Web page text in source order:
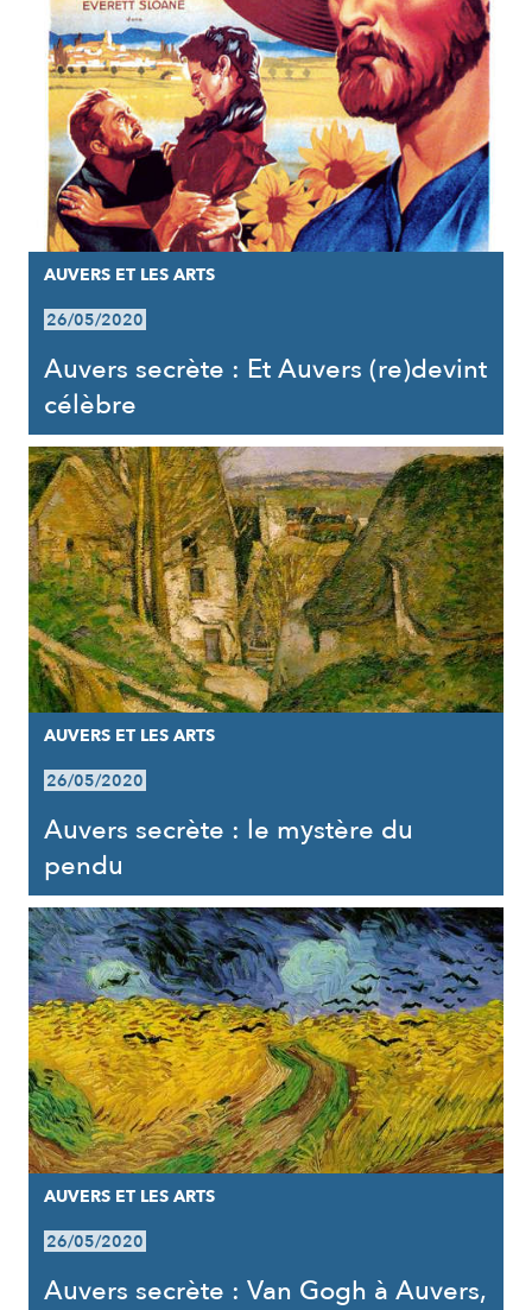
AUVERS ET LES ARTS
26/05/2020
Auvers secrète : Et Auvers (re)devint
célèbre
AUVERS ET LES ARTS
26/05/2020
Auvers secrète : le mystère du
pendu
AUVERS ET LES ARTS
26/05/2020
Auvers secrète : Van Gogh à Auvers,